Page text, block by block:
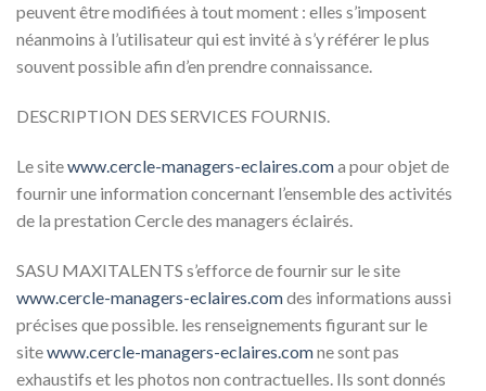
peuvent être modifiées à tout moment : elles s’imposent
néanmoins à l’utilisateur qui est invité à s’y référer le plus
souvent possible afin d’en prendre connaissance.
DESCRIPTION DES SERVICES FOURNIS.
Le sitewww.cercle-managers-eclaires.coma pour objet de
fournir une information concernant l’ensemble des activités
de la prestation Cercle des managers éclairés.
SASU MAXITALENTS s’efforce de fournir sur le site
www.cercle-managers-eclaires.comdes informations aussi
précises que possible. les renseignements figurant sur le
sitewww.cercle-managers-eclaires.comne sont pas
exhaustifs et les photos non contractuelles. Ils sont donnés